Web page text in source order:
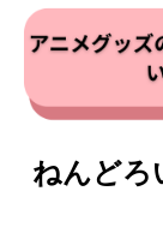
ねんどろ